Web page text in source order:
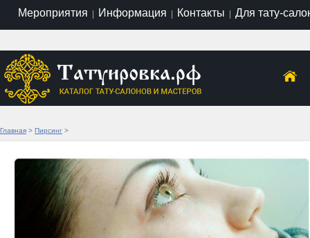
Мероприятия | Информация | Контакты | Для тату-
Главная > Пирсинг >